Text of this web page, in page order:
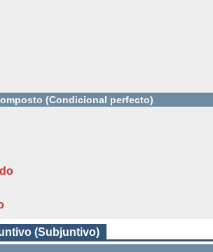
(Condicional perfecto)
(Subjuntivo)